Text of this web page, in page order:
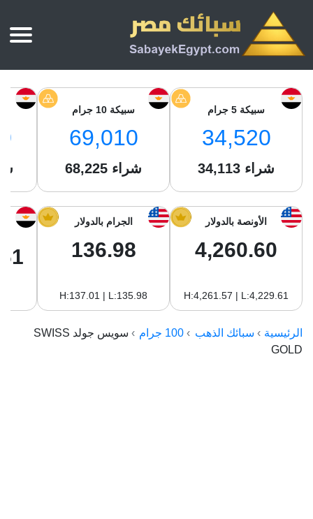
أسعار الذهب
سعر الذهب عيار 24
سعر جنيه الذهب
سبائك الذهب
بي تي سي
سام
سليمة جولد
سويس جولد
ماستر جولد
أسعار الفضة اليوم
سبائك الفضة
بي تي سي
جونير
نجم الدين
من نحن
سبيكة 5 جرام
34,520
34,113 شراء
سبيكة 10 جرام
69,010
68,225 شراء
الأونصة بالدولار
4,260.60
H:4,261.57 | L:4,229.61
الجرام بالدولار
136.98
H:137.01 | L:135.98
الرئيسية سبائك الذهب 100 جرام
سويس جولد SWISS
GOLD